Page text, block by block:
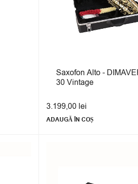
Saxofon Alto -
30 Vintage
3.199,00 lei
ADAUGĂ ÎN COȘ